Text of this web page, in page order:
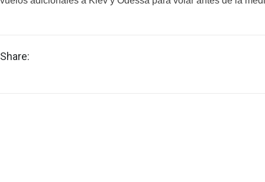
Share: